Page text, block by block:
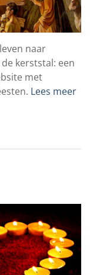
naar
kerststal: een
met
Lees meer